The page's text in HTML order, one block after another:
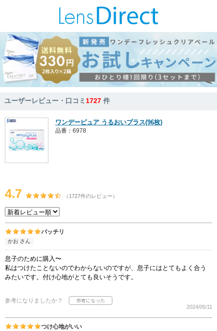
ユーザーレビュー・口コミ1727 件
ワンデーピュア うるおいプラス(96枚)
品番：6978
4.7 （1727件のレビュー）
バッチリ
かお さん
息子のために購入〜
私はつけたことないのでわからないのですが、息子にはとてもよく合う
みたいです。付け心地がとても良いそうです。
参考になりましたか？
2024/05/11
つけ心地がいい